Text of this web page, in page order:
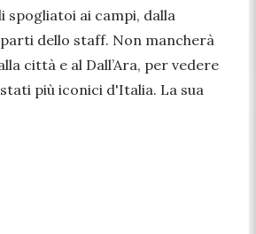
spogliatoi ai campi, dalla
dello staff. Non mancherà
città e al Dall’Ara, per vedere
più iconici d'Italia. La sua